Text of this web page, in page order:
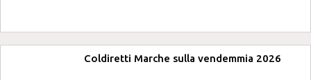
Coldiretti Marche sulla vendemmia 2026